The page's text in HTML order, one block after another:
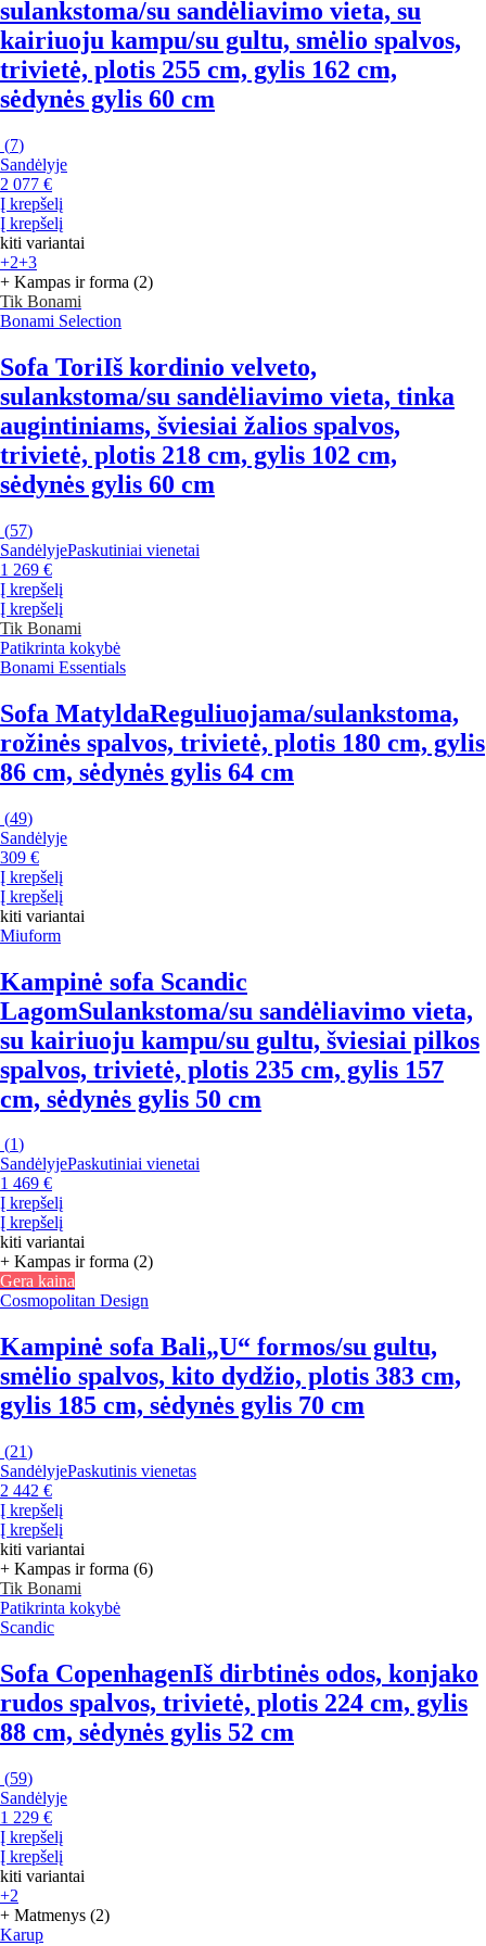
sulankstoma/su sandėliavimo vieta, su
kairiuoju kampu/su gultu, smėlio spalvos,
trivietė, plotis 255 cm, gylis 162 cm,
sėdynės gylis 60 cm
(7)
Sandėlyje
2 077 €
Į krepšelį
Į krepšelį
kiti variantai
+2+3
+ Kampas ir forma (2)
Tik Bonami
Bonami Selection
Sofa ToriIš kordinio velveto,
sulankstoma/su sandėliavimo vieta, tinka
augintiniams, šviesiai žalios spalvos,
trivietė, plotis 218 cm, gylis 102 cm,
sėdynės gylis 60 cm
(57)
SandėlyjePaskutiniai vienetai
1 269 €
Į krepšelį
Į krepšelį
Tik Bonami
Patikrinta kokybė
Bonami Essentials
Sofa MatyldaReguliuojama/sulankstoma,
rožinės spalvos, trivietė, plotis 180 cm, gylis
86 cm, sėdynės gylis 64 cm
(49)
Sandėlyje
309 €
Į krepšelį
Į krepšelį
kiti variantai
Miuform
Kampinė sofa Scandic
LagomSulankstoma/su sandėliavimo vieta,
su kairiuoju kampu/su gultu, šviesiai pilkos
spalvos, trivietė, plotis 235 cm, gylis 157
cm, sėdynės gylis 50 cm
(1)
SandėlyjePaskutiniai vienetai
1 469 €
Į krepšelį
Į krepšelį
kiti variantai
+ Kampas ir forma (2)
Gera kaina
Cosmopolitan Design
Kampinė sofa Bali„U“ formos/su gultu,
smėlio spalvos, kito dydžio, plotis 383 cm,
gylis 185 cm, sėdynės gylis 70 cm
(21)
SandėlyjePaskutinis vienetas
2 442 €
Į krepšelį
Į krepšelį
kiti variantai
+ Kampas ir forma (6)
Tik Bonami
Patikrinta kokybė
Scandic
Sofa CopenhagenIš dirbtinės odos, konjako
rudos spalvos, trivietė, plotis 224 cm, gylis
88 cm, sėdynės gylis 52 cm
(59)
Sandėlyje
1 229 €
Į krepšelį
Į krepšelį
kiti variantai
+2
+ Matmenys (2)
Karup